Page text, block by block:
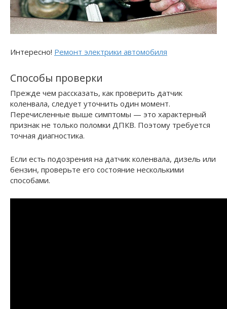
Интересно! Ремонт электрики автомобиля
Способы проверки
Прежде чем рассказать, как проверить датчик
коленвала, следует уточнить один момент.
Перечисленные выше симптомы — это характерный
признак не только поломки ДПКВ. Поэтому требуется
точная диагностика.
Если есть подозрения на датчик коленвала, дизель или
бензин, проверьте его состояние несколькими
способами.